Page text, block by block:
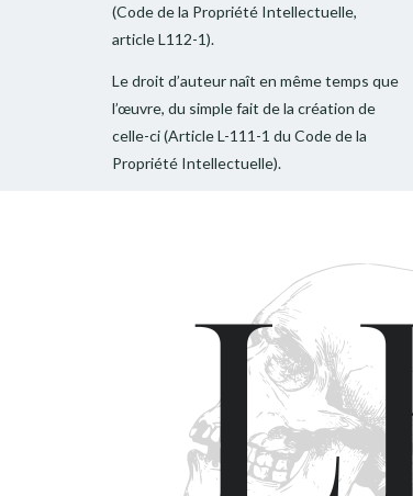
(Code de la Propriété Intellectuelle,
article L112-1).
Le droit d’auteur naît en même temps que
l’œuvre, du simple fait de la création de
celle-ci (Article L-111-1 du Code de la
Propriété Intellectuelle).